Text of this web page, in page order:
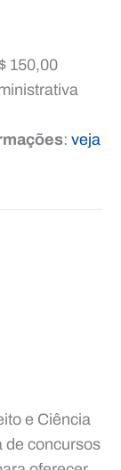
150,00
: veja
e Ciência
de concursos